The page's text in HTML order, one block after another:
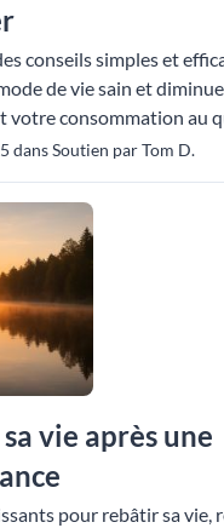
conseils simples et
de vie sain et
votre consommation au
dans Soutien par Tom D.
vie après une
pour rebâtir sa vie,